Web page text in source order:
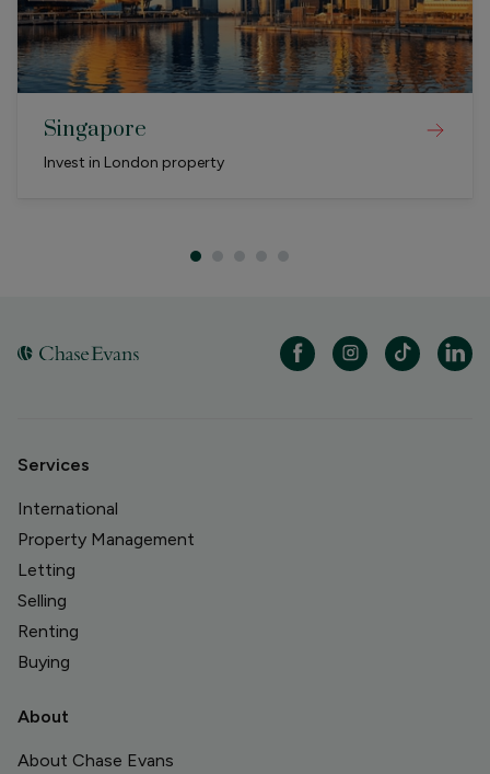
Singapore
Invest in London property
Services
International
Property Management
Letting
Selling
Renting
Buying
About
About Chase Evans